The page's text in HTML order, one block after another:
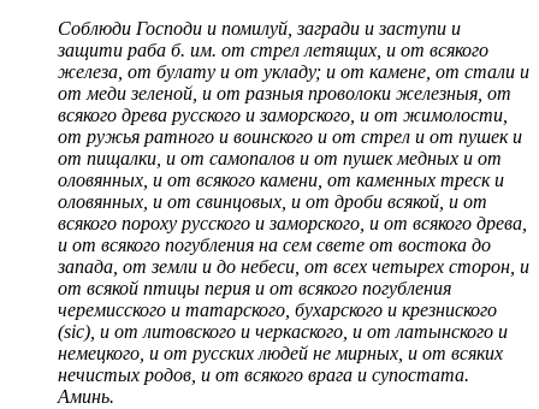
Соблюди Господи и помилуй, загради и заступи и
защити раба б. им. от стрел летящих, и от всякого
железа, от булату и от укладу; и от камене, от стали и
от меди зеленой, и от разныя проволоки железныя, от
всякого древа русского и заморского, и от жимолости,
от ружья ратного и воинского и от стрел и от пушек и
от пищалки, и от самопалов и от пушек медных и от
оловянных, и от всякого камени, от каменных треск и
оловянных, и от свинцовых, и от дроби всякой, и от
всякого пороху русского и заморского, и от всякого древа,
и от всякого погубления на сем свете от востока до
запада, от земли и до небеси, от всех четырех сторон, и
от всякой птицы перия и от всякого погубления
черемисского и татарского, бухарского и крезниского
(sic), и от литовского и черкаского, и от латынского и
немецкого, и от русских людей не мирных, и от всяких
нечистых родов, и от всякого врага и супостата.
Аминь.